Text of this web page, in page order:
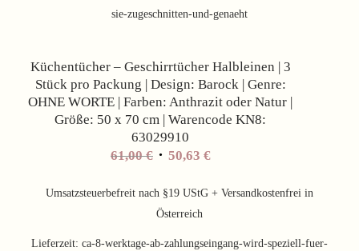
sie-zugeschnitten-und-genaeht
Küchentücher – Geschirrtücher Halbleinen | 3
Stück pro Packung | Design: Barock | Genre:
OHNE WORTE | Farben: Anthrazit oder Natur |
Größe: 50 x 70 cm | Warencode KN8:
63029910
61,00€ 50,63 €
Umsatzsteuerbefreit nach §19 UStG + Versandkostenfrei in
Österreich
Lieferzeit: ca-8-werktage-ab-zahlungseingang-wird-speziell-fuer-